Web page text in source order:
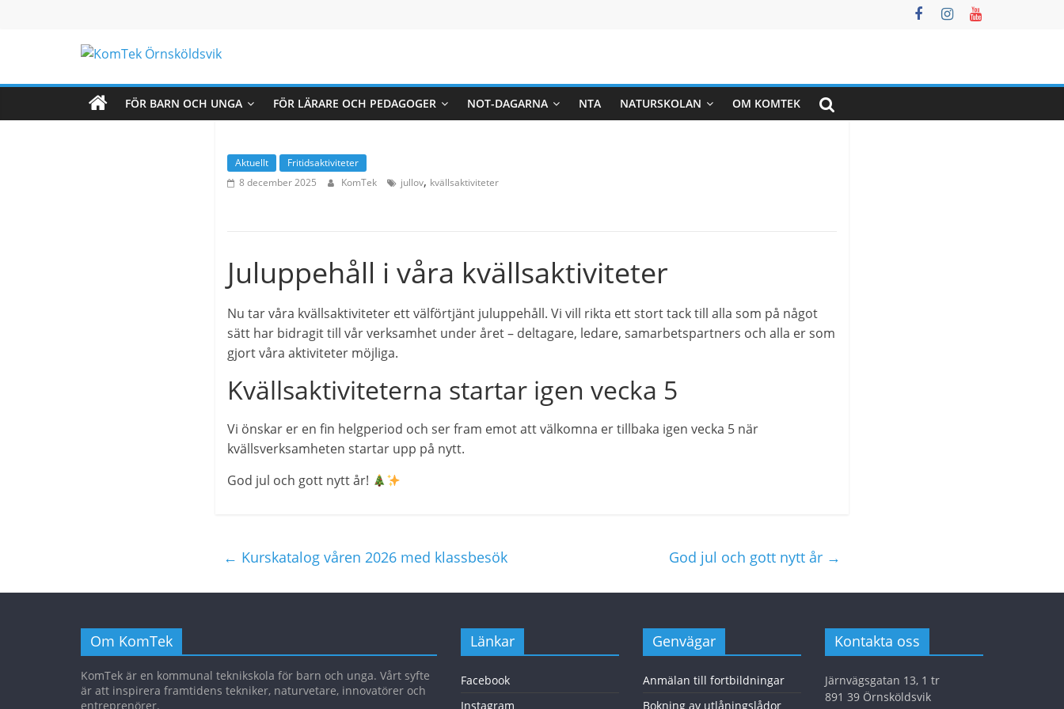
KomTek
Örnsköldsvik
FÖR BARN OCH UNGA FÖR LÄRARE OCH PEDAGOGER NOT-DAGARNA NTA NATURSKOLAN OM KOMTEK
Aktuellt
Fritidsaktiviteter
8 december 2025
KomTek jullov, kvällsaktiviteter
Juluppehåll i våra kvällsaktiviteter
Nu tar våra kvällsaktiviteter ett välförtjänt juluppehåll. Vi vill rikta ett stort tack till alla som på något
sätt har bidragit till vår verksamhet under året – deltagare, ledare, samarbetspartners och alla er som
gjort våra aktiviteter möjliga.
Kvällsaktiviteterna startar igen vecka 5
Vi önskar er en fin helgperiod och ser fram emot att välkomna er tillbaka igen vecka 5 när
kvällsverksamheten startar upp på nytt.
God jul och gott nytt år!
← Kurskatalog våren 2026 med klassbesök God jul och gott nytt år →
Om KomTek
KomTek är en kommunal teknikskola för barn och unga. Vårt syfte
är att inspirera framtidens tekniker, naturvetare, innovatörer och
entreprenörer.
Länkar
Facebook
Instagram
Genvägar
Anmälan till fortbildningar
Bokning av utlåningslådor
Kontakta oss
Järnvägsgatan 13, 1 tr
891 39 Örnsköldsvik